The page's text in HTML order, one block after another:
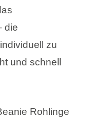
die
zu
und schnell
Rohlinge